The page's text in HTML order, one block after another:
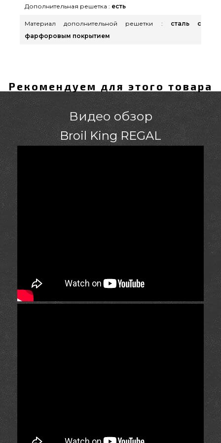
Дополнительная решетка : есть
Материал дополнительной решетки :
сталь с
фарфоровым покрытием
Рекомендуем для этого товара
Видео обзор
Broil King REGAL